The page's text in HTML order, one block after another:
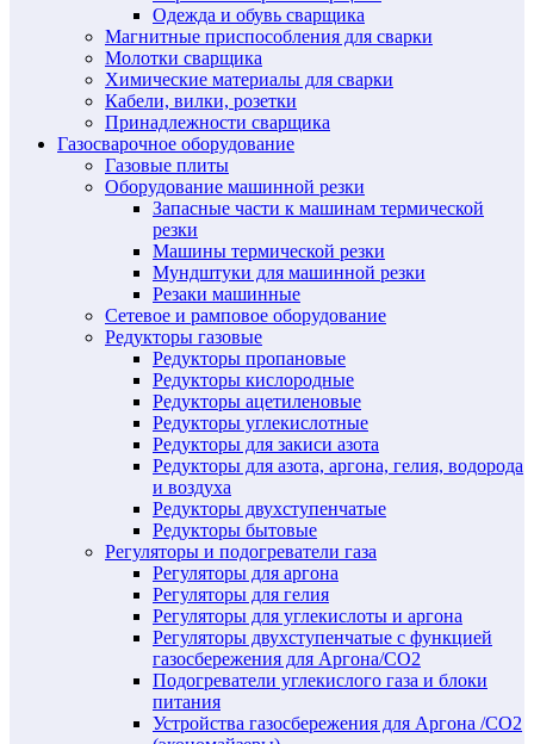
Одежда и обувь сварщика
Магнитные приспособления для сварки
Молотки сварщика
Химические материалы для сварки
Кабели, вилки, розетки
Принадлежности сварщика
Газосварочное оборудование
Газовые плиты
Оборудование машинной резки
Запасные части к машинам термической
резки
Машины термической резки
Мундштуки для машинной резки
Резаки машинные
Сетевое и рамповое оборудование
Редукторы газовые
Редукторы пропановые
Редукторы кислородные
Редукторы ацетиленовые
Редукторы углекислотные
Редукторы для закиси азота
Редукторы для азота, аргона, гелия, водорода
и воздуха
Редукторы двухступенчатые
Редукторы бытовые
Регуляторы и подогреватели газа
Регуляторы для аргона
Регуляторы для гелия
Регуляторы для углекислоты и аргона
Регуляторы двухступенчатые c функцией
газосбережения для Аргона/СО2
Подогреватели углекислого газа и блоки
питания
Устройства газосбережения для Аргона /СО2